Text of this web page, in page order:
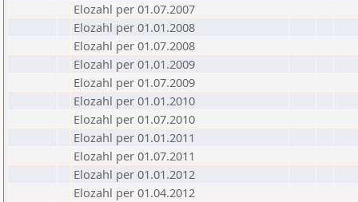
Elozahl per 01.07.2007
Elozahl per 01.01.2008
Elozahl per 01.07.2008
Elozahl per 01.01.2009
Elozahl per 01.07.2009
Elozahl per 01.01.2010
Elozahl per 01.07.2010
Elozahl per 01.01.2011
Elozahl per 01.07.2011
Elozahl per 01.01.2012
Elozahl per 01.04.2012